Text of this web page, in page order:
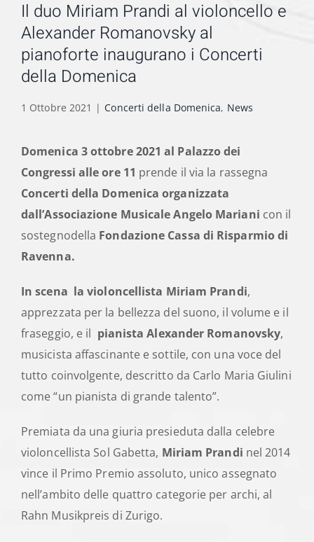
Il duo Miriam Prandi al violoncello e
Alexander Romanovsky al
pianoforte inaugurano i Concerti
della Domenica
1 Ottobre 2021 | Concerti della Domenica, News
Domenica 3 ottobre 2021 al Palazzo dei
Congressi alle ore 11 prende il via la rassegna
Concerti della Domenica organizzata
dall’Associazione Musicale Angelo Mariani con il
sostegnodella Fondazione Cassa di Risparmio di
Ravenna.
In scena la violoncellista Miriam Prandi,
apprezzata per la bellezza del suono, il volume e il
fraseggio, e il pianista Alexander Romanovsky,
musicista affascinante e sottile, con una voce del
tutto coinvolgente, descritto da Carlo Maria Giulini
come “un pianista di grande talento”.
Premiata da una giuria presieduta dalla celebre
violoncellista Sol Gabetta, Miriam Prandi nel 2014
vince il Primo Premio assoluto, unico assegnato
nell’ambito delle quattro categorie per archi, al
Rahn Musikpreis di Zurigo.